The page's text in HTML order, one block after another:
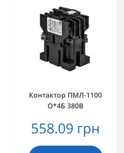
Контактор ПМЛ-1100
О*4Б 380В
558.09 грн